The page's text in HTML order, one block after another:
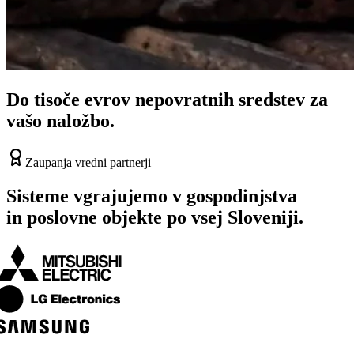
Do tisoče evrov nepovratnih sredstev za
vašo naložbo.
Zaupanja vredni partnerji
Sisteme vgrajujemo v gospodinjstva
in poslovne objekte po vsej Sloveniji.